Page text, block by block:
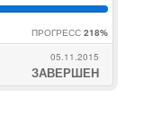
ПРОГРЕСС 218%
05.11.2015
ЗАВЕРШЕН